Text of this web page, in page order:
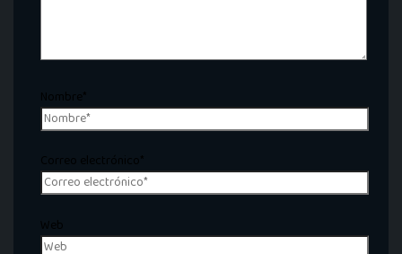
Nombre*
Correo electrónico*
Web